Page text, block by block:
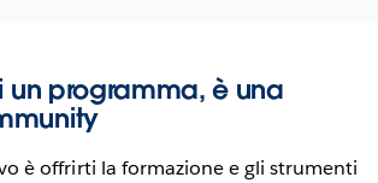
un programma, è una
è offrirti la formazione e gli strumenti